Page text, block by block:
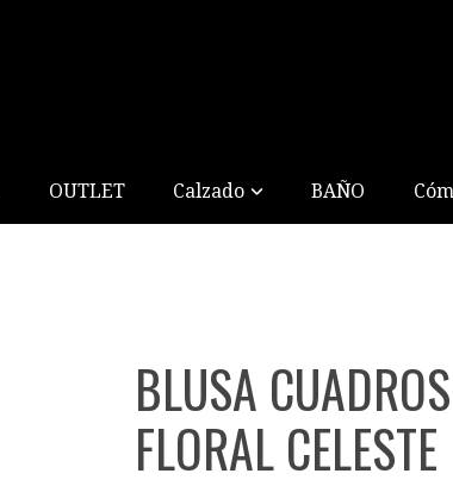
OUTLET Calzado BAÑO
BLUSA
FLORAL CELESTE